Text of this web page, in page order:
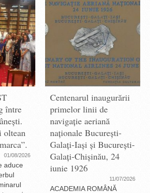
între
oltean
01/08/2026
aduce
Centenarul inaugurării
primelor linii de
navigație aeriană
naționale București-
Galați-Iași și București-
Galați-Chișinău, 24
iunie 1926
11/07/2026
ACADEMIA ROMÂNĂ